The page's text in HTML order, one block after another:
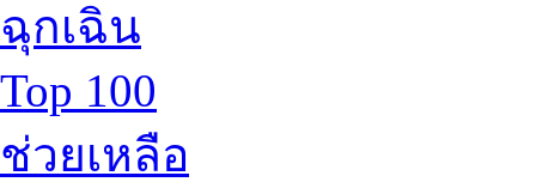
ฉุกเฉิน
Top 100
ช่วยเหลือ